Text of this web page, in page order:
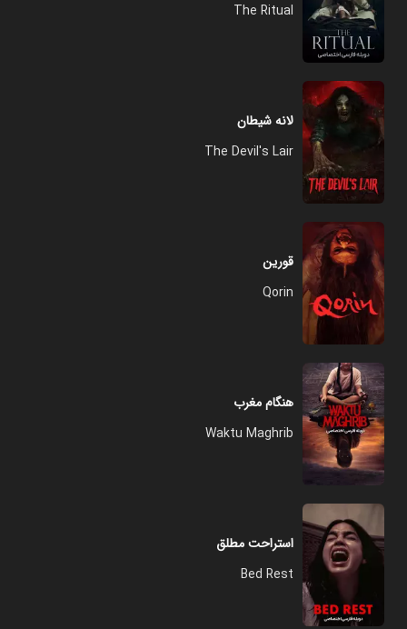
The Ritual
لانه شیطان
The Devil's Lair
قورین
Qorin
هنگام مغرب
Waktu Maghrib
استراحت مطلق
Bed Rest